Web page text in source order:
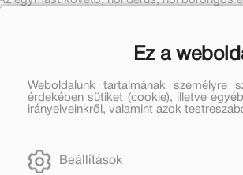
teli írói világába, beavat
gyermek Fekete István személyiségét,
A
Ez a
Weboldalunk tartalmának személyre
érdekében sütiket (cookie), illetve
irányelveinkről, valamint azok
Beállítások